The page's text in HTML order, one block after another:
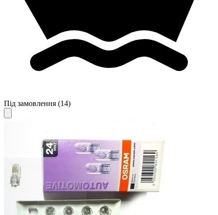
Під замовлення (14)